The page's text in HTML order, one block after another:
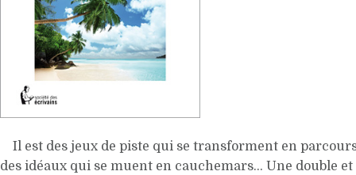
Il est des jeux de piste qui se transforment en
des idéaux qui se muent en cauchemars… Une double